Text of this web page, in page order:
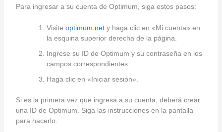
Para ingresar a su cuenta de Optimum, siga estos pasos:
Visite optimum.nety haga clic en «Mi cuenta» en
la esquina superior derecha de la página.
Ingrese su ID de Optimum y su contraseña en los
campos correspondientes.
Haga clic en «Iniciar sesión».
Si es la primera vez que ingresa a su cuenta, deberá crear
una ID de Optimum. Siga las instrucciones en la pantalla
para hacerlo.